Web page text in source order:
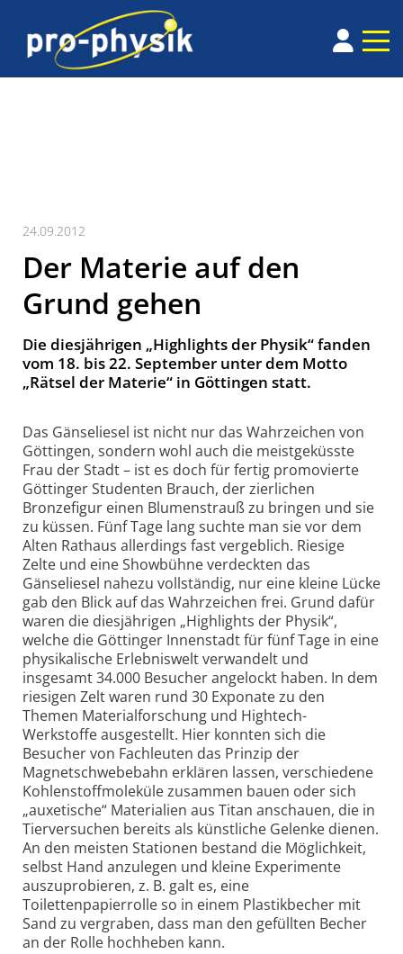
24.09.2012
Der Materie auf den
Grund gehen
Die diesjährigen „Highlights der Physik“ fanden
vom 18. bis 22. September unter dem Motto
„Rätsel der Materie“ in Göttingen statt.
Das Gänseliesel ist nicht nur das Wahrzeichen von
Göttingen, sondern wohl auch die meistgeküsste
Frau der Stadt – ist es doch für fertig promovierte
Göttinger Studenten Brauch, der zierlichen
Bronzefigur einen Blumenstrauß zu bringen und sie
zu küssen. Fünf Tage lang suchte man sie vor dem
Alten Rathaus allerdings fast vergeblich. Riesige
Zelte und eine Showbühne verdeckten das
Gänseliesel nahezu vollständig, nur eine kleine Lücke
gab den Blick auf das Wahrzeichen frei. Grund dafür
waren die diesjährigen „Highlights der Physik“,
welche die Göttinger Innenstadt für fünf Tage in eine
physikalische Erlebniswelt verwandelt und
insgesamt 34.000 Besucher angelockt haben. In dem
riesigen Zelt waren rund 30 Exponate zu den
Themen Materialforschung und Hightech-
Werkstoffe ausgestellt. Hier konnten sich die
Besucher von Fachleuten das Prinzip der
Magnetschwebebahn erklären lassen, verschiedene
Kohlenstoffmoleküle zusammen bauen oder sich
„auxetische“ Materialien aus Titan anschauen, die in
Tierversuchen bereits als künstliche Gelenke dienen.
An den meisten Stationen bestand die Möglichkeit,
selbst Hand anzulegen und kleine Experimente
auszuprobieren, z. B. galt es, eine
Toilettenpapierrolle so in einem Plastik­becher mit
Sand zu vergraben, dass man den gefüllten Becher
an der Rolle hochheben kann.